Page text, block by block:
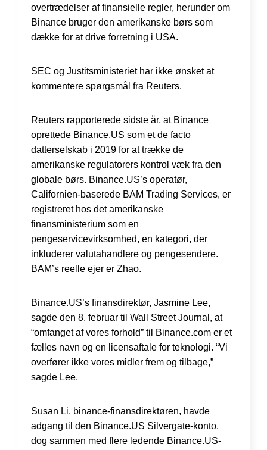
overtrædelser af finansielle regler, herunder om
Binance bruger den amerikanske børs som
dække for at drive forretning i USA.
SEC og Justitsministeriet har ikke ønsket at
kommentere spørgsmål fra Reuters.
Reuters rapporterede sidste år, at Binance
oprettede Binance.US som et de facto
datterselskab i 2019 for at trække de
amerikanske regulatorers kontrol væk fra den
globale børs. Binance.US’s operatør,
Californien-baserede BAM Trading Services, er
registreret hos det amerikanske
finansministerium som en
pengeservicevirksomhed, en kategori, der
inkluderer valutahandlere og pengesendere.
BAM’s reelle ejer er Zhao.
Binance.US’s finansdirektør, Jasmine Lee,
sagde den 8. februar til Wall Street Journal, at
“omfanget af vores forhold” til Binance.com er et
fælles navn og en licensaftale for teknologi. “Vi
overfører ikke vores midler frem og tilbage,”
sagde Lee.
Susan Li, binance-finansdirektøren, havde
adgang til den Binance.US Silvergate-konto,
dog sammen med flere ledende Binance.US-